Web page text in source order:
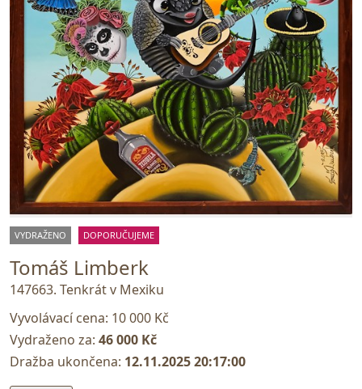
VYDRAŽENO DOPORUČUJEME
Tomáš Limberk
147663. Tenkrát v Mexiku
Vyvolávací cena: 10 000 Kč
Vydraženo za: 46 000 Kč
Dražba ukončena: 12.11.2025 20:17:00